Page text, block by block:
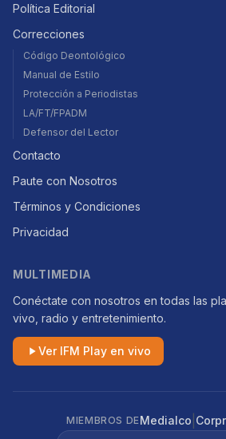
Política Editorial
Correcciones
Código Deontológico
Manual de Estilo
Protección a Periodistas
LA/FT/FPADM
Defensor del Lector
Contacto
Paute con Nosotros
Términos y Condiciones
Privacidad
MULTIMEDIA
Conéctate con nosotros en todas las
vivo, radio y entretenimiento.
Ver IFM Play en vivo
MIEMBROS DEMedialco